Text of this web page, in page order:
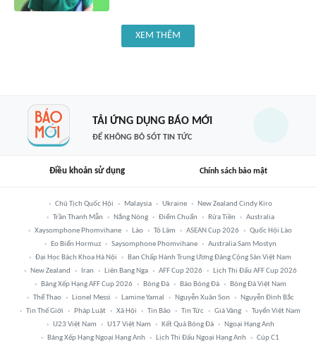
XEM THÊM
TẢI ỨNG DỤNG BÁO MỚI
ĐỂ KHÔNG BỎ SÓT TIN TỨC
Điều khoản sử dụng Chính sách bảo mật
Chủ Tịch Quốc Hội Malaysia Ukraine
New Zealand Cindy Kiro
Trần Thanh Mẫn
Nắng Nóng Điểm Chuẩn Rửa Tiền
Australia
Xaysomphone Phomvihane
Lào Tô Lâm ASEAN Cup 2026
Quốc Hội Lào
Eo Biển Hormuz
Saysomphone Phomvihane
Australia Sam Mostyn
Đại Học Bách Khoa Hà Nội
Ban Chấp Hành Trung Ương Đảng Cộng Sản Việt Nam
New Zealand
Iran Liên Bang Nga AFF Cup 2026
Lịch Thi Đấu AFF Cup 2026
Bảng Xếp Hạng AFF Cup 2026
Bóng Đá Báo Bóng Đá
Bóng Đá Việt Nam
Thể Thao
Lionel Messi Lamine Yamal Nguyễn Xuân Son
Nguyễn Đình Bắc
Tin Thế Giới
Pháp Luật Xã Hội Tin Bão Tin Tức Giá Vàng
Tuyển Việt Nam
U23 Việt Nam
U17 Việt Nam Kết Quả Bóng Đá
Ngoại Hạng Anh
Bảng Xếp Hạng Ngoại Hạng Anh
Lịch Thi Đấu Ngoại Hạng Anh Cúp C1